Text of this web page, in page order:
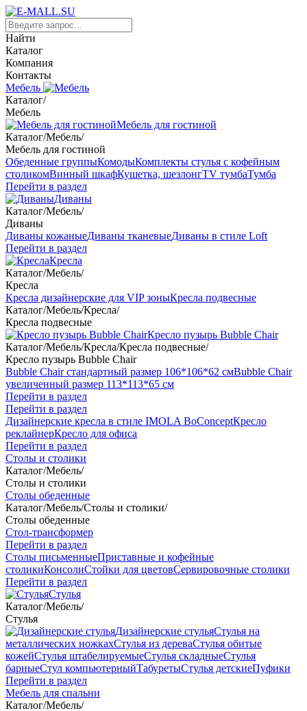
Найти
Каталог
Компания
Контакты
Мебель
Каталог/
Мебель
Мебель для гостиной
Каталог/Мебель/
Мебель для гостиной
Обеденные группыКомодыКомплекты стулья с кофейным
столикомВинный шкафКушетка, шезлонгTV тумбаТумба
Перейти в раздел
Диваны
Каталог/Мебель/
Диваны
Диваны кожаныеДиваны тканевыеДиваны в стиле Loft
Перейти в раздел
Кресла
Каталог/Мебель/
Кресла
Кресла дизайнерские для VIP зоныКресла подвесные
Каталог/Мебель/Кресла/
Кресла подвесные
Кресло пузырь Bubble Chair
Каталог/Мебель/Кресла/Кресла подвесные/
Кресло пузырь Bubble Chair
Bubble Chair стандартный размер 106*106*62 смBubble Chair
увеличенный размер 113*113*65 см
Перейти в раздел
Перейти в раздел
Дизайнерские кресла в стиле IMOLA BoConceptКресло
реклайнерКресло для офиса
Перейти в раздел
Столы и столики
Каталог/Мебель/
Столы и столики
Столы обеденные
Каталог/Мебель/Столы и столики/
Столы обеденные
Стол-трансформер
Перейти в раздел
Столы письменныеПриставные и кофейные
столикиКонсолиСтойки для цветовСервировочные столики
Перейти в раздел
Стулья
Каталог/Мебель/
Стулья
Дизайнерские стульяСтулья на
металлических ножкахСтулья из дереваСтулья обитые
кожейСтулья штабелируемыеСтулья складныеСтулья
барныеСтул компьютерныйТабуретыСтулья детскиеПуфики
Перейти в раздел
Мебель для спальни
Каталог/Мебель/